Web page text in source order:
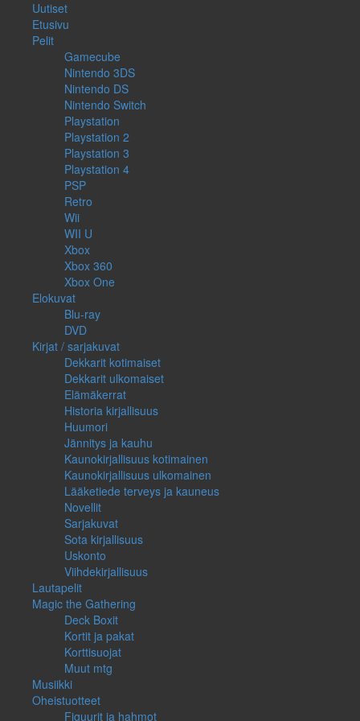
Uutiset
Etusivu
Pelit
Gamecube
Nintendo 3DS
Nintendo DS
Nintendo Switch
Playstation
Playstation 2
Playstation 3
Playstation 4
PSP
Retro
Wii
WII U
Xbox
Xbox 360
Xbox One
Elokuvat
Blu-ray
DVD
Kirjat / sarjakuvat
Dekkarit kotimaiset
Dekkarit ulkomaiset
Elämäkerrat
Historia kirjallisuus
Huumori
Jännitys ja kauhu
Kaunokirjallisuus kotimainen
Kaunokirjallisuus ulkomainen
Lääketiede terveys ja kauneus
Novellit
Sarjakuvat
Sota kirjallisuus
Uskonto
Viihdekirjallisuus
Lautapelit
Magic the Gathering
Deck Boxit
Kortit ja pakat
Korttisuojat
Muut mtg
Musiikki
Oheistuotteet
Figuurit ja hahmot